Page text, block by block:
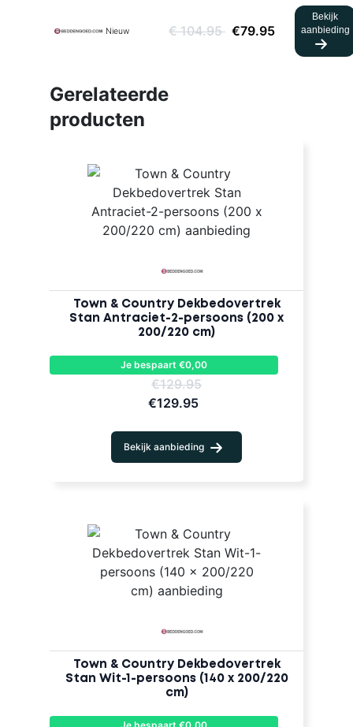
Nieuw € 104.95 €79.95
Bekijk
aanbieding
Gerelateerde
producten
Town & Country Dekbedovertrek
Stan Antraciet-2-persoons (200 x
200/220 cm)
Je bespaart €0,00
€129.95
€129.95
Bekijk aanbieding
Town & Country Dekbedovertrek
Stan Wit-1-persoons (140 x 200/220
cm)